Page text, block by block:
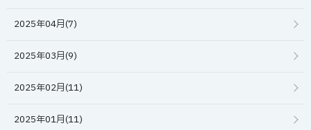
2025年04月(7)
2025年03月(9)
2025年02月(11)
2025年01月(11)